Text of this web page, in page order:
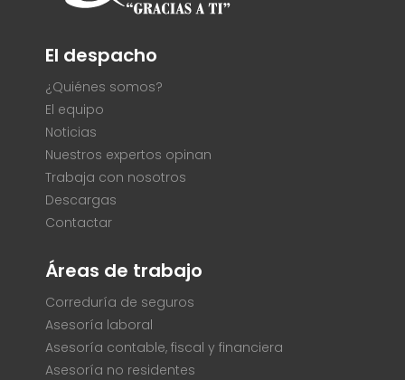
El despacho
¿Quiénes somos?
El equipo
Noticias
Nuestros expertos opinan
Trabaja con nosotros
Descargas
Contactar
Áreas de trabajo
Correduría de seguros
Asesoría laboral
Asesoría contable, fiscal y financiera
Asesoría no residentes